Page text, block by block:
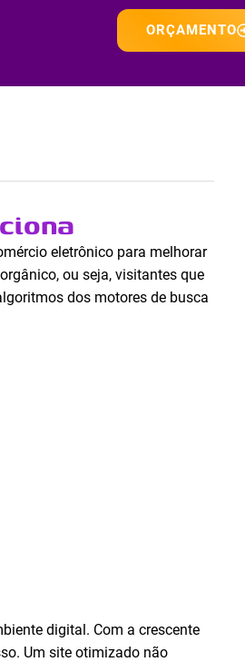
ORÇAMENTO
eletrônico para melhorar
ou seja, visitantes que
dos motores de busca
digital. Com a crescente
Um site otimizado não